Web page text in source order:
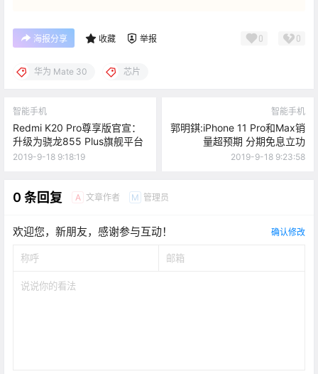
海报分享 收藏 举报 0 0
华为 Mate 30 芯片
智能手机
Redmi K20 Pro尊享版官宣：
升级为骁龙855 Plus旗舰平台
2019-9-18 9:18:19
智能手机
郭明錤:iPhone 11 Pro和Max销
量超预期 分期免息立功
2019-9-18 9:23:58
0 条回复 A 文章作者 M 管理员
欢迎您，新朋友，感谢参与互动！ 确认修改